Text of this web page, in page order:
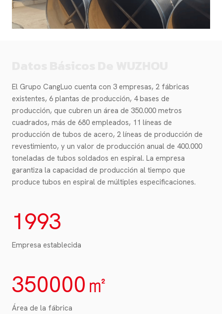
El Grupo CangLuo cuenta con 3 empresas, 2 fábricas
existentes, 6 plantas de producción, 4 bases de
producción, que cubren un área de 350.000 metros
cuadrados, más de 680 empleados, 11 líneas de
producción de tubos de acero, 2 líneas de producción de
revestimiento, y un valor de producción anual de 400.000
toneladas de tubos soldados en espiral. La empresa
garantiza la capacidad de producción al tiempo que
produce tubos en espiral de múltiples especificaciones.
3
1993
Empresa establecida
0
350000㎡
Área de la fábrica